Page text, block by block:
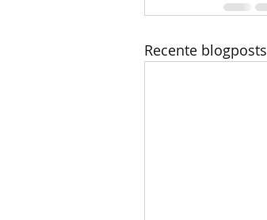
Recente blogposts